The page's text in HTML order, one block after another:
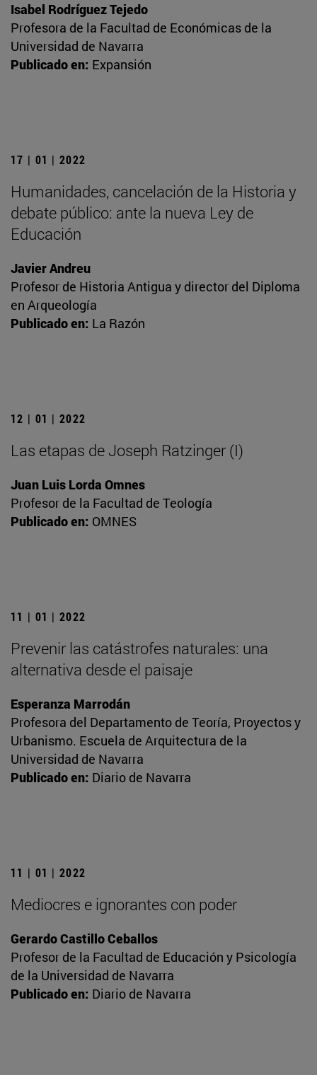
Isabel Rodríguez Tejedo
Profesora de la Facultad de Económicas de la
Universidad de Navarra
Publicado en: Expansión
17 | 01 | 2022
Humanidades, cancelación de la Historia y
debate público: ante la nueva Ley de
Educación
Javier Andreu
Profesor de Historia Antigua y director del Diploma
en Arqueología
Publicado en: La Razón
12 | 01 | 2022
Las etapas de Joseph Ratzinger (I)
Juan Luis Lorda Omnes
Profesor de la Facultad de Teología
Publicado en: OMNES
11 | 01 | 2022
Prevenir las catástrofes naturales: una
alternativa desde el paisaje
Esperanza Marrodán
Profesora del Departamento de Teoría, Proyectos y
Urbanismo. Escuela de Arquitectura de la
Universidad de Navarra
Publicado en: Diario de Navarra
11 | 01 | 2022
Mediocres e ignorantes con poder
Gerardo Castillo Ceballos
Profesor de la Facultad de Educación y Psicología
de la Universidad de Navarra
Publicado en: Diario de Navarra